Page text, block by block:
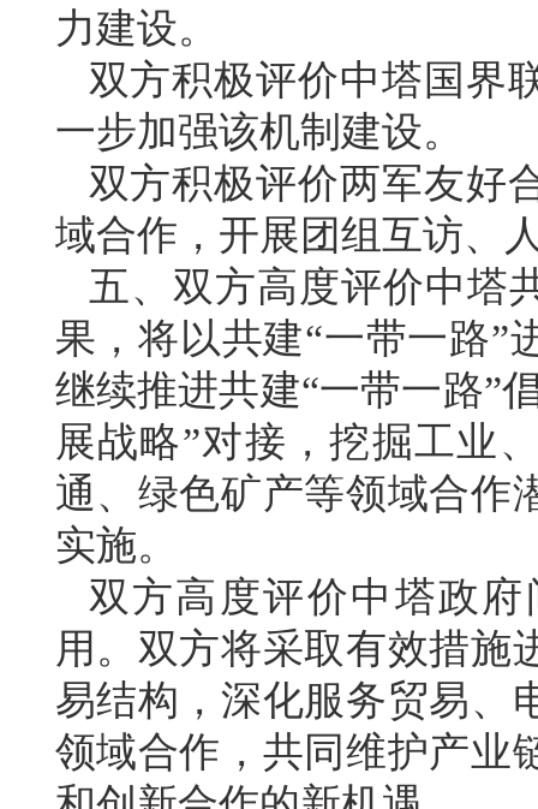
力建设。
双方积极评价中塔国界
一步加强该机制建设。
双方积极评价两军友好
域合作，开展团组互访、
五、双方高度评价中塔
果，将以共建“一带一路”
继续推进共建“一带一路”
展战略”对接，挖掘工业
通、绿色矿产等领域合作
实施。
双方高度评价中塔政
用。双方将采取有效措施
易结构，深化服务贸易、
领域合作，共同维护产业